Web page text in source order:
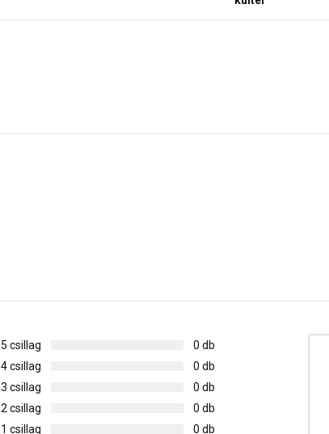
5 csillag
0 db
4 csillag
0 db
3 csillag
0 db
2 csillag
0 db
1 csillag
0 db